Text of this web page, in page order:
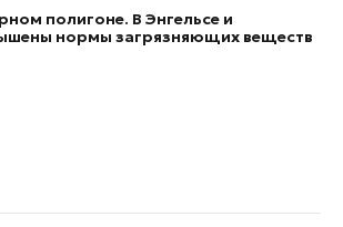
полигоне. В Энгельсе и
нормы загрязняющих веществ